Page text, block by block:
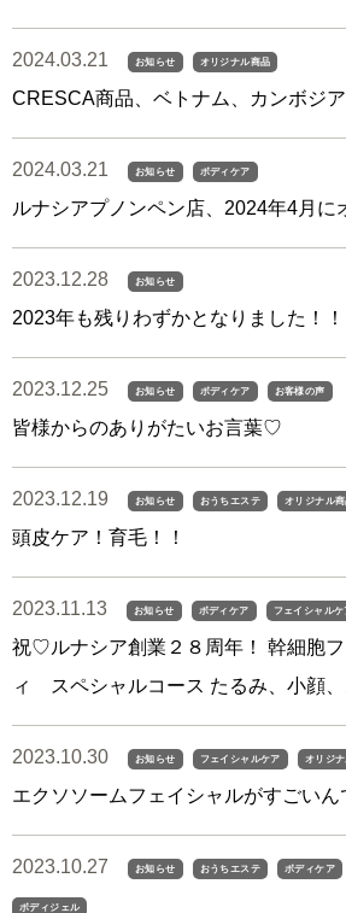
2024.03.21 お知らせ オリジナル商品
CRESCA商品、ベトナム、カンボジ
2024.03.21 お知らせ ボディケア
ルナシアプノンペン店、2024年4月に
2023.12.28 お知らせ
2023年も残りわずかとなりました！！
2023.12.25 お知らせ ボディケア お客様の声
皆様からのありがたいお言葉♡
2023.12.19 お知らせ おうちエステ オリジナル商
頭皮ケア！育毛！！
2023.11.13 お知らせ ボディケア フェイシャルケ
祝♡ルナシア創業２８周年！ 幹細胞
ィ スペシャルコース たるみ、小顔、
2023.10.30 お知らせ フェイシャルケア オリジ
エクソソームフェイシャルがすごいん
2023.10.27 お知らせ おうちエステ ボディケア
ボディジェル